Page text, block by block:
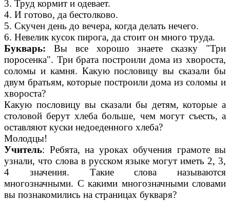
3. Труд кормит и одевает.
4. И готово, да бестолково.
5. Скучен день до вечера, когда делать нечего.
6. Невелик кусок пирога, да стоит он много труда.
Букварь: Вы все хорошо знаете сказку "Три
поросенка". Три брата построили дома из хвороста,
соломы и камня. Какую пословицу вы сказали бы
двум братьям, которые построили дома из соломы и
хвороста?
Какую пословицу вы сказали бы детям, которые а
столовой берут хлеба больше, чем могут съесть, а
оставляют куски недоеденного хлеба?
Молодцы!
Учитель: Ребята, на уроках обучения грамоте вы
узнали, что слова в русском языке могут иметь 2, 3,
4 значения. Такие слова называются
многозначными. С какими многозначными словами
вы познакомились на страницах букваря?